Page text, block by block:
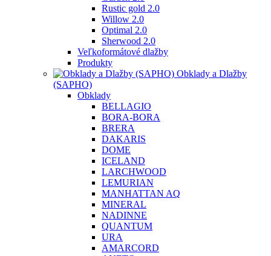
Rustic gold 2.0
Willow 2.0
Optimal 2.0
Sherwood 2.0
Veľkoformátové dlažby
Produkty
Obklady a Dlažby
(SAPHO)
Obklady
BELLAGIO
BORA-BORA
BRERA
DAKARIS
DOME
ICELAND
LARCHWOOD
LEMURIAN
MANHATTAN AQ
MINERAL
NADINNE
QUANTUM
URA
AMARCORD